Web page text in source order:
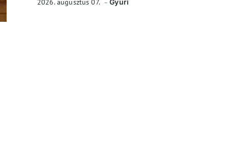
2026. augusztus 07. Gyuri